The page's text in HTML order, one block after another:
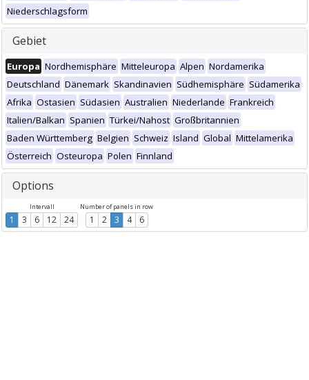
Niederschlagsform
Gebiet
Europa Nordhemisphäre Mitteleuropa Alpen Nordamerika
Deutschland Dänemark Skandinavien Südhemisphäre Südamerika
Afrika Ostasien Südasien Australien Niederlande Frankreich
Italien/Balkan Spanien Türkei/Nahost Großbritannien
Baden Württemberg Belgien Schweiz Island Global Mittelamerika
Österreich Osteuropa Polen Finnland
Options
Intervall
1 3 6 12 24
Number of panels in row
1 2 3 4 6